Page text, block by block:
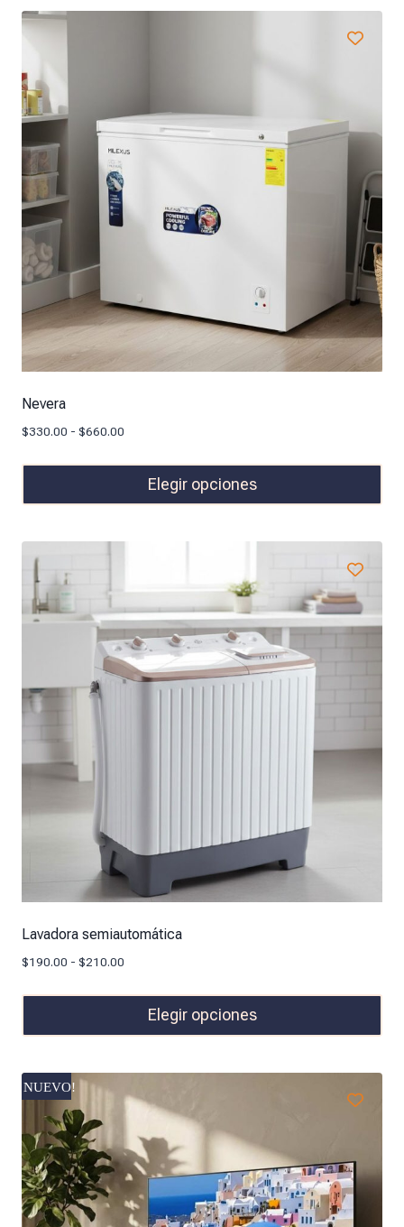
Nevera
$330.00 - $660.00
Elegir opciones
Lavadora semiautomática
$190.00 - $210.00
Elegir opciones
NUEVO!